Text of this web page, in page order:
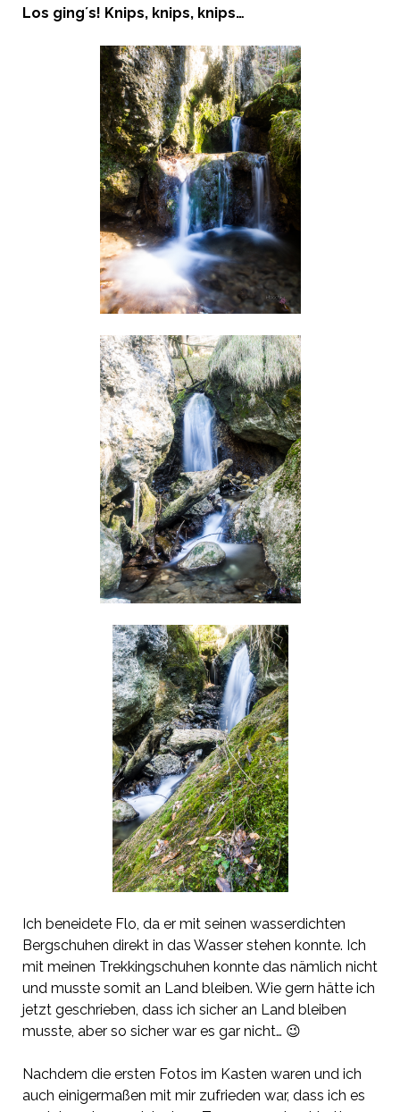
Los ging´s! Knips, knips, knips…
Ich beneidete Flo, da er mit seinen wasserdichten
Bergschuhen direkt in das Wasser stehen konnte. Ich
mit meinen Trekkingschuhen konnte das nämlich nicht
und musste somit an Land bleiben. Wie gern hätte ich
jetzt geschrieben, dass ich sicher an Land bleiben
musste, aber so sicher war es gar nicht… 😉
Nachdem die ersten Fotos im Kasten waren und ich
auch einigermaßen mit mir zufrieden war, dass ich es